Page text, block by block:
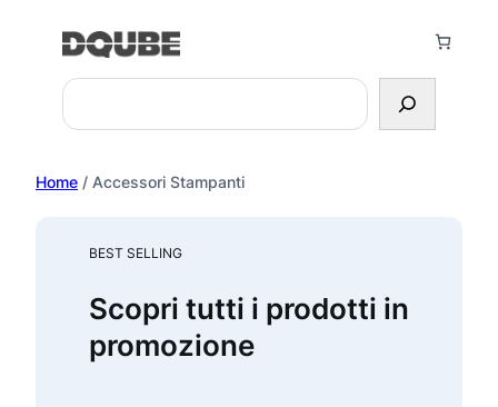
Search
Home / Accessori Stampanti
BEST SELLING
Scopri tutti i prodotti in
promozione